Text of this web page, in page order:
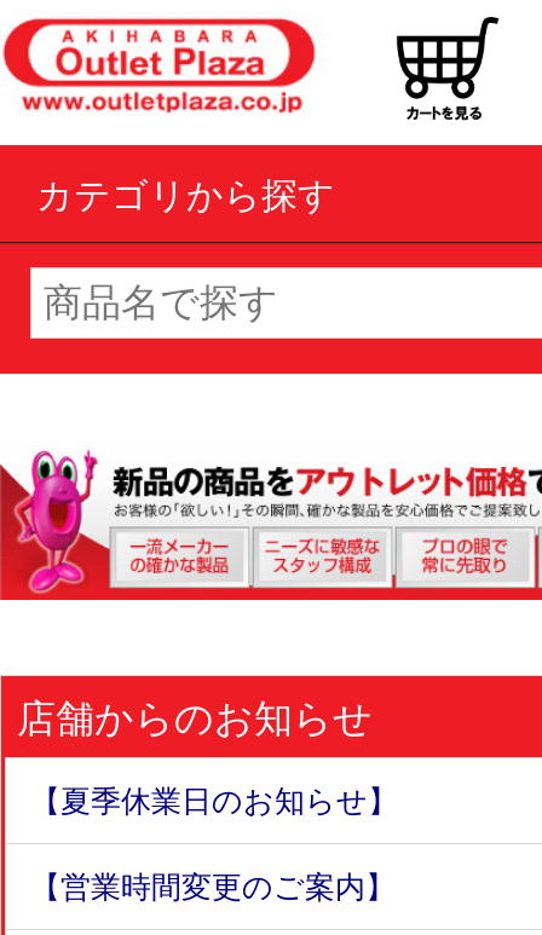
カテゴリから探す
店舗からのお知らせ
【夏季休業日のお知らせ】
【営業時間変更のご案内】